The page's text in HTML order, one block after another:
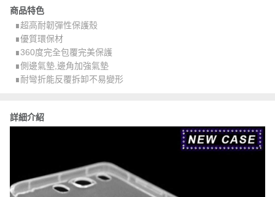
商品特色
∎超高耐韌彈性保護殼
∎優質環保材
∎360度完全包覆完美保護
∎側邊氣墊,邊角加強氣墊
∎耐彎折能反覆拆卸不易變形
詳細介紹